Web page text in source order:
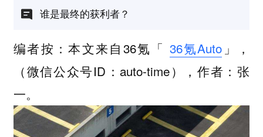
谁是最终的获利者？
编者按：本文来自36氪「 36氪Auto 」，
（微信公众号ID：auto-time），作者：张
一。